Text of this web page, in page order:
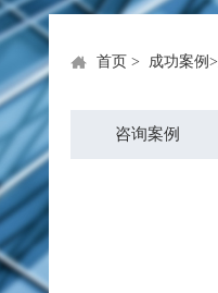
首页 > 成功案例 >
咨询案例